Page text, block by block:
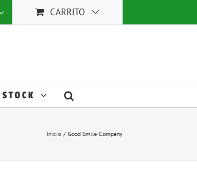
CARRITO
STOCK
Inicio Good Smile Company
ACEPTAR TODO Ajustes